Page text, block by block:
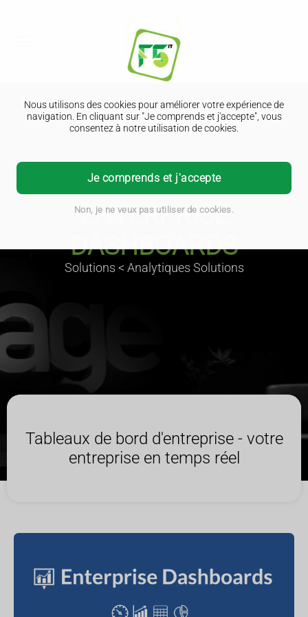
Nous utilisons des cookies pour améliorer votre expérience de
navigation. En cliquant sur "Je comprends et j'accepte", vous
consentez à notre utilisation de cookies.
Je comprends et j'accepte
Non, je ne veux pas utiliser de cookies.
ENTERPRISE
DASHBOARDS
Solutions < Analytiques Solutions
Tableaux de bord d'entreprise - votre
entreprise en temps réel